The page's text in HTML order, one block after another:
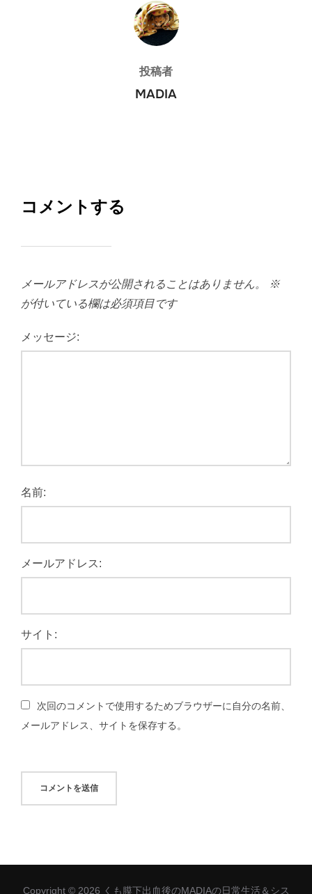
投稿者
投稿者
MADIA
コメントする
メールアドレスが公開されることはありません。
※
が付いている欄は必須項目です
メッセージ:
名前:
メールアドレス:
サイト:
次回のコメントで使用するためブラウザーに自分の名前、
メールアドレス、サイトを保存する。
Copyright © 2026 くも膜下出血後のMADIAの日常生活＆シス